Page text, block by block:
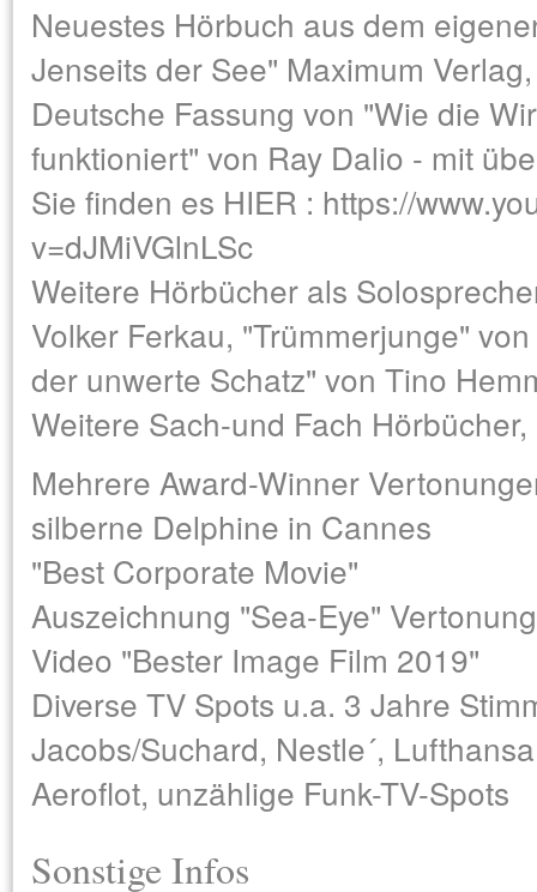
Neuestes Hörbuch aus dem
Jenseits der See" Maximum
Deutsche Fassung von "Wie die
funktioniert" von Ray Dalio - mit
Sie finden es HIER : https://
v=dJMiVGlnLSc
Weitere Hörbücher als
Volker Ferkau, "Trümmerjunge"
der unwerte Schatz" von Tino
Weitere Sach-und Fach
Mehrere Award-Winner
silberne Delphine in Cannes
"Best Corporate Movie"
Auszeichnung "Sea-Eye"
Video "Bester Image Film 2019"
Diverse TV Spots u.a. 3 Jahre
Jacobs/Suchard, Nestle´,
Aeroflot, unzählige Funk-TV-Spots
Sonstige Infos